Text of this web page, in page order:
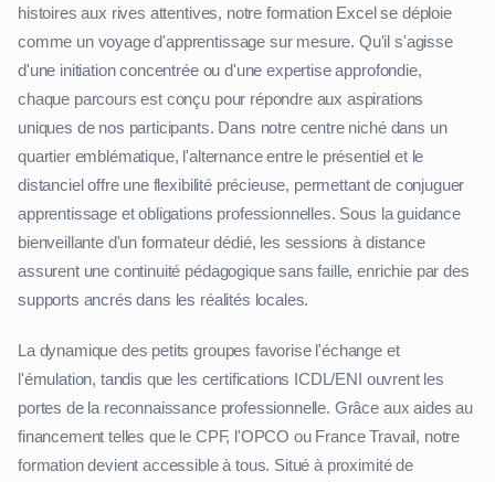
histoires aux rives attentives, notre formation Excel se déploie
comme un voyage d'apprentissage sur mesure. Qu'il s'agisse
d'une initiation concentrée ou d'une expertise approfondie,
chaque parcours est conçu pour répondre aux aspirations
uniques de nos participants. Dans notre centre niché dans un
quartier emblématique, l'alternance entre le présentiel et le
distanciel offre une flexibilité précieuse, permettant de conjuguer
apprentissage et obligations professionnelles. Sous la guidance
bienveillante d'un formateur dédié, les sessions à distance
assurent une continuité pédagogique sans faille, enrichie par des
supports ancrés dans les réalités locales.
La dynamique des petits groupes favorise l'échange et
l'émulation, tandis que les certifications ICDL/ENI ouvrent les
portes de la reconnaissance professionnelle. Grâce aux aides au
financement telles que le CPF, l'OPCO ou France Travail, notre
formation devient accessible à tous. Situé à proximité de